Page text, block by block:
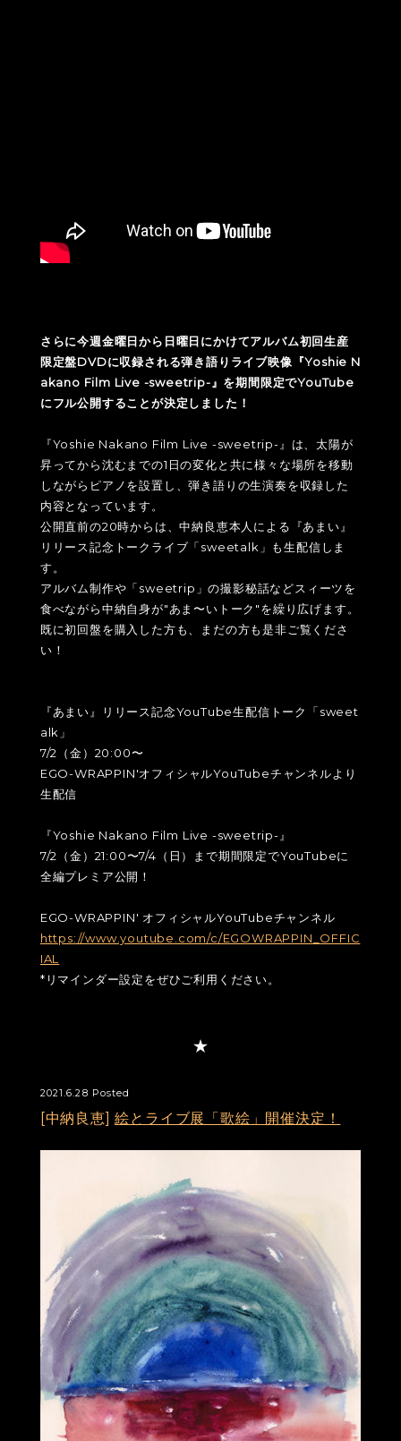
さらに今週金曜日から日曜日にかけてアルバム初回生産
限定盤DVDに収録される弾き語りライブ映像『Yoshie N
akano Film Live -sweetrip-』を期間限定でYouTube
にフル公開することが決定しました！
『Yoshie Nakano Film Live -sweetrip-』は、太陽が
昇ってから沈むまでの1日の変化と共に様々な場所を移動
しながらピアノを設置し、弾き語りの生演奏を収録した
内容となっています。
公開直前の20時からは、中納良恵本人による『あまい』
リリース記念トークライブ「sweetalk」も生配信しま
す。
アルバム制作や「sweetrip」の撮影秘話などスィーツを
食べながら中納自身が"あま〜いトーク"を繰り広げます。
既に初回盤を購入した方も、まだの方も是非ご覧くださ
い！
『あまい』リリース記念YouTube生配信トーク「sweet
alk」
7/2（金）20:00〜
EGO-WRAPPIN'オフィシャルYouTubeチャンネルより
生配信
『Yoshie Nakano Film Live -sweetrip-』
7/2（金）21:00〜7/4（日）まで期間限定でYouTubeに
全編プレミア公開！
EGO-WRAPPIN' オフィシャルYouTubeチャンネル
https://www.youtube.com/c/EGOWRAPPIN_OFFIC
IAL
*リマインダー設定をぜひご利用ください。
2021.6.28 Posted
[中納良恵]絵とライブ展「歌絵」開催決定！